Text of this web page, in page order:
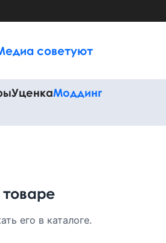
советуют
УценкаМоддинг
его в каталоге.